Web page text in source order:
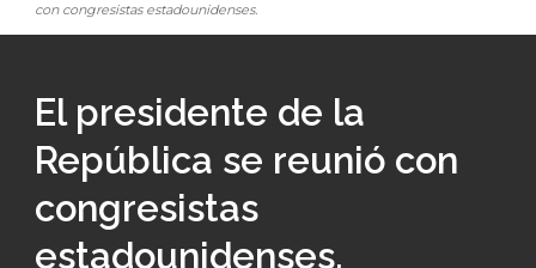
con congresistas estadounidenses.
El presidente de la
República se reunió con
congresistas
estadounidenses.